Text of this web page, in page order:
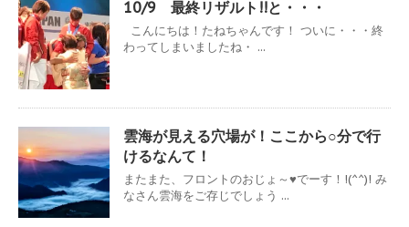
10/9 最終リザルト!!と・・・
こんにちは！たねちゃんです！ ついに・・・終
わってしまいましたね・ ...
雲海が見える穴場が！ここから○分で行
けるなんて！
またまた、フロントのおじょ～♥でーす！!(^^)! み
なさん雲海をご存じでしょう ...